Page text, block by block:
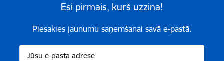
Esi pirmais, kurš uzzina!
Piesakies jaunumu saņemšanai savā e-pastā.